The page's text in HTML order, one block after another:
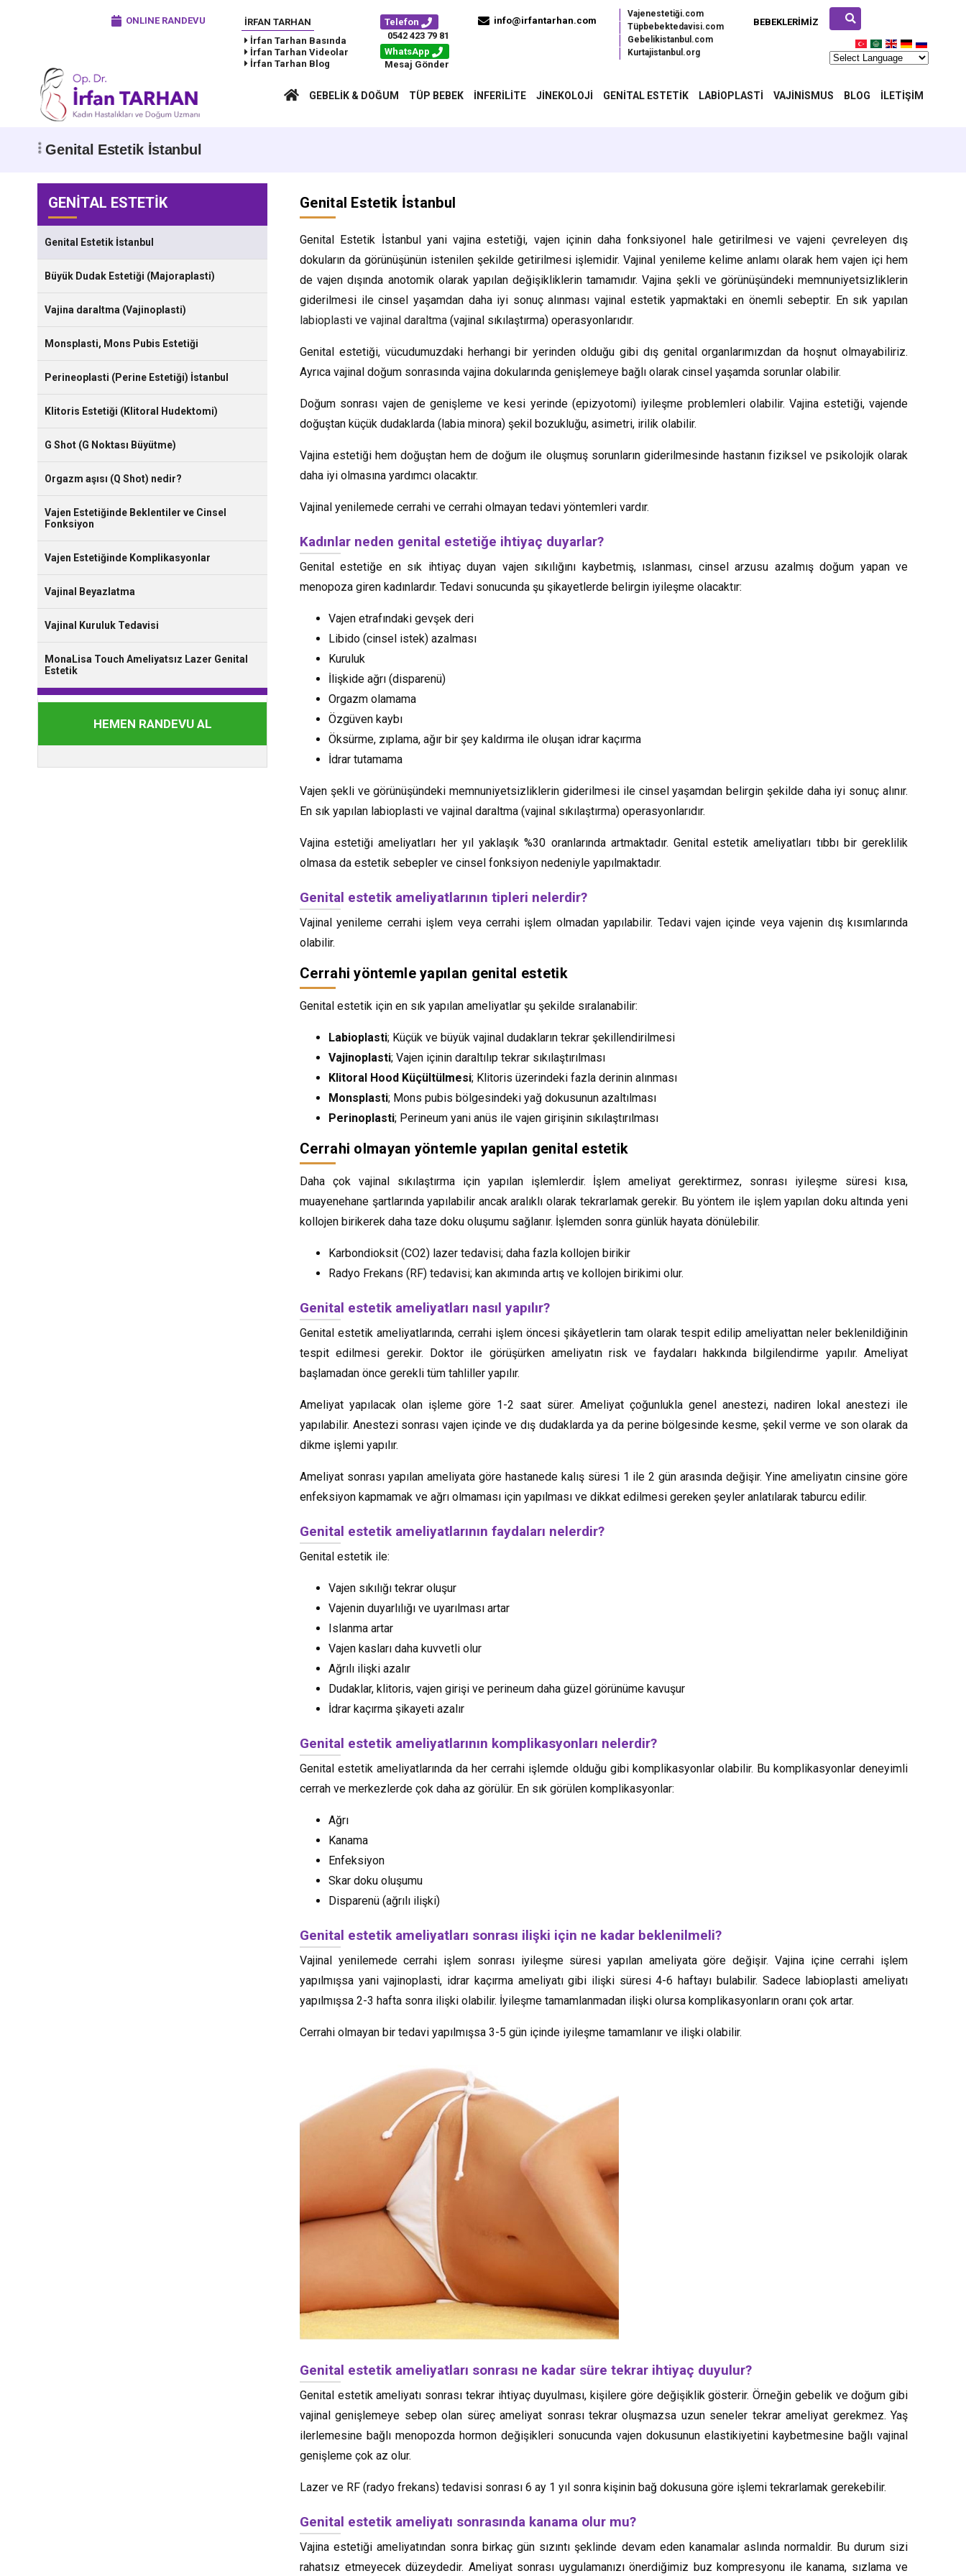
ONLINE RANDEVU
İRFAN TARHAN
İrfan Tarhan Basında
İrfan Tarhan Videolar
İrfan Tarhan Blog
BEBEKLERIMIZ
Vajenestetiği.com
Tüpbebektedavisi.com
Gebelikistanbul.com
Kurtajistanbul.org
Telefon
0542 423 79 81
WhatsApp
Mesaj Gönder
info@irfantarhan.com
GEBELIK & DOĞUM TÜP BEBEK İNFERILITE JINEKOLOJI GENITAL ESTETIK LABIOPLASTI VAJINISMUS BLOG İLETIŞIM
Genital Estetik İstanbul
GENİTAL ESTETİK
Genital Estetik İstanbul
Büyük Dudak Estetiği (Majoraplasti)
Vajina daraltma (Vajinoplasti)
Monsplasti, Mons Pubis Estetiği
Perineoplasti (Perine Estetiği) İstanbul
Klitoris Estetiği (Klitoral Hudektomi)
G Shot (G Noktası Büyütme)
Orgazm aşısı (Q Shot) nedir?
Vajen Estetiğinde Beklentiler ve Cinsel
Fonksiyon
Vajen Estetiğinde Komplikasyonlar
Vajinal Beyazlatma
Vajinal Kuruluk Tedavisi
MonaLisa Touch Ameliyatsız Lazer Genital
Estetik
HEMEN RANDEVU AL
Genital Estetik İstanbul
Genital Estetik İstanbul yani vajina estetiği, vajen içinin daha fonksiyonel hale getirilmesi ve vajeni çevreleyen dış
dokuların da görünüşünün istenilen şekilde getirilmesi işlemidir. Vajinal yenileme kelime anlamı olarak hem vajen içi hem
de vajen dışında anotomik olarak yapılan değişikliklerin tamamıdır. Vajina şekli ve görünüşündeki memnuniyetsizliklerin
giderilmesi ile cinsel yaşamdan daha iyi sonuç alınması vajinal estetik yapmaktaki en önemli sebeptir. En sık yapılan
labioplasti ve vajinal daraltma (vajinal sıkılaştırma) operasyonlarıdır.
Genital estetiği, vücudumuzdaki herhangi bir yerinden olduğu gibi dış genital organlarımızdan da hoşnut olmayabiliriz.
Ayrıca vajinal doğum sonrasında vajina dokularında genişlemeye bağlı olarak cinsel yaşamda sorunlar olabilir.
Doğum sonrası vajen de genişleme ve kesi yerinde (epizyotomi) iyileşme problemleri olabilir. Vajina estetiği, vajende
doğuştan küçük dudaklarda (labia minora) şekil bozukluğu, asimetri, irilik olabilir.
Vajina estetiği hem doğuştan hem de doğum ile oluşmuş sorunların giderilmesinde hastanın fiziksel ve psikolojik olarak
daha iyi olmasına yardımcı olacaktır.
Vajinal yenilemede cerrahi ve cerrahi olmayan tedavi yöntemleri vardır.
Kadınlar neden genital estetiğe ihtiyaç duyarlar?
Genital estetiğe en sık ihtiyaç duyan vajen sıkılığını kaybetmiş, ıslanması, cinsel arzusu azalmış doğum yapan ve
menopoza giren kadınlardır. Tedavi sonucunda şu şikayetlerde belirgin iyileşme olacaktır:
Vajen etrafındaki gevşek deri
Libido (cinsel istek) azalması
Kuruluk
İlişkide ağrı (disparenü)
Orgazm olamama
Özgüven kaybı
Öksürme, zıplama, ağır bir şey kaldırma ile oluşan idrar kaçırma
İdrar tutamama
Vajen şekli ve görünüşündeki memnuniyetsizliklerin giderilmesi ile cinsel yaşamdan belirgin şekilde daha iyi sonuç alınır.
En sık yapılan labioplasti ve vajinal daraltma (vajinal sıkılaştırma) operasyonlarıdır.
Vajina estetiği ameliyatları her yıl yaklaşık %30 oranlarında artmaktadır. Genital estetik ameliyatları tıbbı bir gereklilik
olmasa da estetik sebepler ve cinsel fonksiyon nedeniyle yapılmaktadır.
Genital estetik ameliyatlarının tipleri nelerdir?
Vajinal yenileme cerrahi işlem veya cerrahi işlem olmadan yapılabilir. Tedavi vajen içinde veya vajenin dış kısımlarında
olabilir.
Cerrahi yöntemle yapılan genital estetik
Genital estetik için en sık yapılan ameliyatlar şu şekilde sıralanabilir:
Labioplasti; Küçük ve büyük vajinal dudakların tekrar şekillendirilmesi
Vajinoplasti; Vajen içinin daraltılıp tekrar sıkılaştırılması
Klitoral Hood Küçültülmesi; Klitoris üzerindeki fazla derinin alınması
Monsplasti; Mons pubis bölgesindeki yağ dokusunun azaltılması
Perinoplasti; Perineum yani anüs ile vajen girişinin sıkılaştırılması
Cerrahi olmayan yöntemle yapılan genital estetik
Daha çok vajinal sıkılaştırma için yapılan işlemlerdir. İşlem ameliyat gerektirmez, sonrası iyileşme süresi kısa,
muayenehane şartlarında yapılabilir ancak aralıklı olarak tekrarlamak gerekir. Bu yöntem ile işlem yapılan doku altında yeni
kollojen birikerek daha taze doku oluşumu sağlanır. İşlemden sonra günlük hayata dönülebilir.
Karbondioksit (CO2) lazer tedavisi; daha fazla kollojen birikir
Radyo Frekans (RF) tedavisi; kan akımında artış ve kollojen birikimi olur.
Genital estetik ameliyatları nasıl yapılır?
Genital estetik ameliyatlarında, cerrahi işlem öncesi şikâyetlerin tam olarak tespit edilip ameliyattan neler beklenildiğinin
tespit edilmesi gerekir. Doktor ile görüşürken ameliyatın risk ve faydaları hakkında bilgilendirme yapılır. Ameliyat
başlamadan önce gerekli tüm tahliller yapılır.
Ameliyat yapılacak olan işleme göre 1-2 saat sürer. Ameliyat çoğunlukla genel anestezi, nadiren lokal anestezi ile
yapılabilir. Anestezi sonrası vajen içinde ve dış dudaklarda ya da perine bölgesinde kesme, şekil verme ve son olarak da
dikme işlemi yapılır.
Ameliyat sonrası yapılan ameliyata göre hastanede kalış süresi 1 ile 2 gün arasında değişir. Yine ameliyatın cinsine göre
enfeksiyon kapmamak ve ağrı olmaması için yapılması ve dikkat edilmesi gereken şeyler anlatılarak taburcu edilir.
Genital estetik ameliyatlarının faydaları nelerdir?
Genital estetik ile:
Vajen sıkılığı tekrar oluşur
Vajenin duyarlılığı ve uyarılması artar
Islanma artar
Vajen kasları daha kuvvetli olur
Ağrılı ilişki azalır
Dudaklar, klitoris, vajen girişi ve perineum daha güzel görünüme kavuşur
İdrar kaçırma şikayeti azalır
Genital estetik ameliyatlarının komplikasyonları nelerdir?
Genital estetik ameliyatlarında da her cerrahi işlemde olduğu gibi komplikasyonlar olabilir. Bu komplikasyonlar deneyimli
cerrah ve merkezlerde çok daha az görülür. En sık görülen komplikasyonlar:
Ağrı
Kanama
Enfeksiyon
Skar doku oluşumu
Disparenü (ağrılı ilişki)
Genital estetik ameliyatları sonrası ilişki için ne kadar beklenilmeli?
Vajinal yenilemede cerrahi işlem sonrası iyileşme süresi yapılan ameliyata göre değişir. Vajina içine cerrahi işlem
yapılmışsa yani vajinoplasti, idrar kaçırma ameliyatı gibi ilişki süresi 4-6 haftayı bulabilir. Sadece labioplasti ameliyatı
yapılmışsa 2-3 hafta sonra ilişki olabilir. İyileşme tamamlanmadan ilişki olursa komplikasyonların oranı çok artar.
Cerrahi olmayan bir tedavi yapılmışsa 3-5 gün içinde iyileşme tamamlanır ve ilişki olabilir.
Genital estetik ameliyatları sonrası ne kadar süre tekrar ihtiyaç duyulur?
Genital estetik ameliyatı sonrası tekrar ihtiyaç duyulması, kişilere göre değişiklik gösterir. Örneğin gebelik ve doğum gibi
vajinal genişlemeye sebep olan süreç ameliyat sonrası tekrar oluşmazsa uzun seneler tekrar ameliyat gerekmez. Yaş
ilerlemesine bağlı menopozda hormon değişikleri sonucunda vajen dokusunun elastikiyetini kaybetmesine bağlı vajinal
genişleme çok az olur.
Lazer ve RF (radyo frekans) tedavisi sonrası 6 ay 1 yıl sonra kişinin bağ dokusuna göre işlemi tekrarlamak gerekebilir.
Genital estetik ameliyatı sonrasında kanama olur mu?
Vajina estetiği ameliyatından sonra birkaç gün sızıntı şeklinde devam eden kanamalar aslında normaldir. Bu durum sizi
rahatsız etmeyecek düzeydedir. Ameliyat sonrası uygulamanızı önerdiğimiz buz kompresyonu ile kanama, sızlama ve